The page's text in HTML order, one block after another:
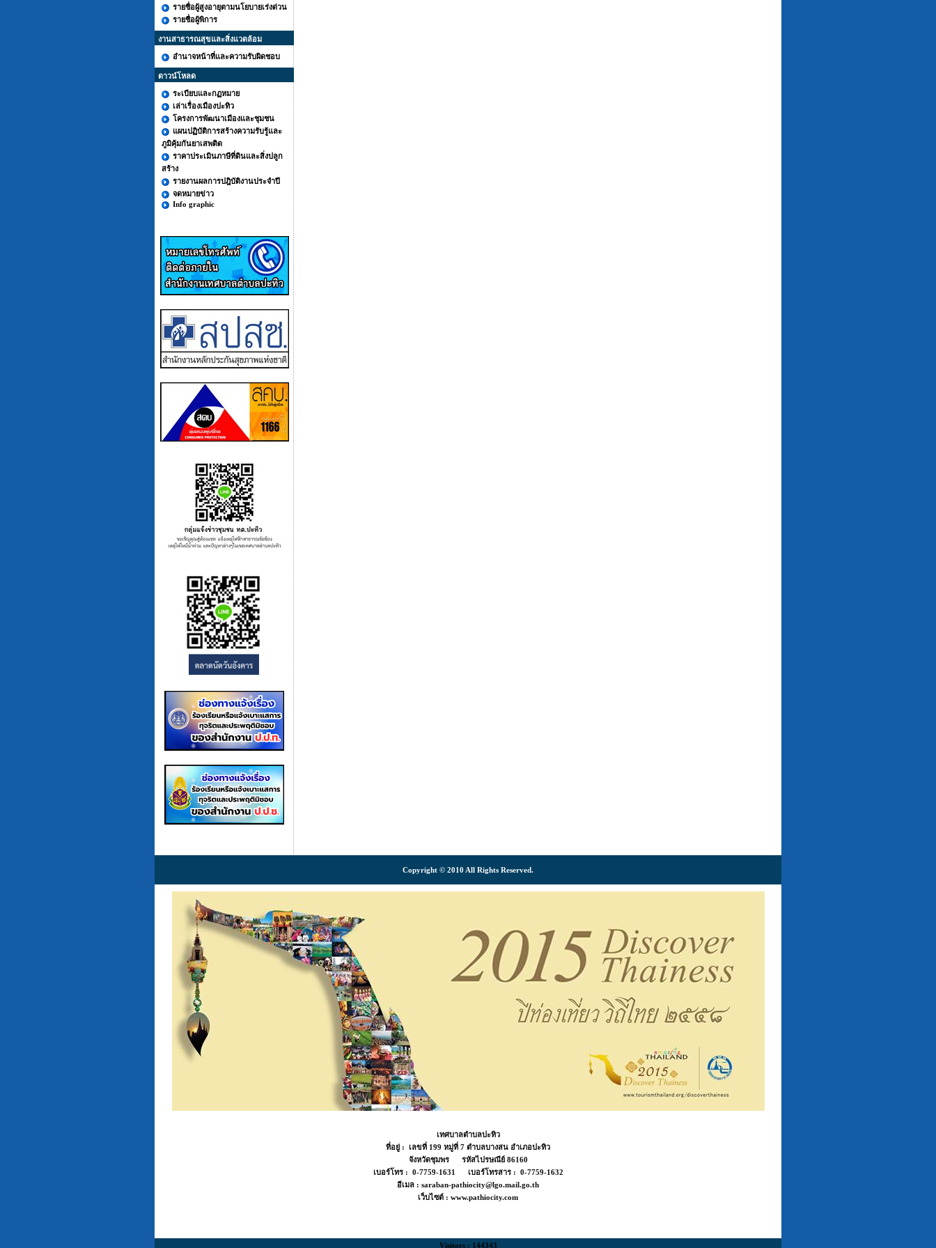
รายชื่อผู้สูงอายุตามนโยบายเร่งด่วน
รายชื่อผู้พิการ
งานสาธารณสุขและสิ่งแวดล้อม
อำนาจหน้าที่และความรับผิดชอบ
ดาวน์โหลด
ระเบียบและกฏหมาย
เล่าเรื่องเมืองปะทิว
โครงการพัฒนาเมืองและชุมชน
แผนปฏิบัติการสร้างความรับรู้และ
ภูมิคุ้มกันยาเสพติด
ราคาประเมินภาษีที่ดินและสิ่งปลูก
สร้าง
รายงานผลการปฎิบัติงานประจำปี
จดหมายข่าว
Info graphic
Copyright © 2010 All Rights Reserved.
เทศบาลตำบลปะทิว
ที่อยู่ : เลขที่ 199 หมู่ที่ 7 ตำบลบางสน อำเภอปะทิว
จังหวัดชุมพร รหัสไปรษณีย์ 86160
เบอร์โทร : 0-7759-1631 เบอร์โทรสาร : 0-7759-1632
อีเมล : saraban-pathiocity@lgo.mail.go.th
เว็บไซต์ : www.pathiocity.com
Visitors : 144343